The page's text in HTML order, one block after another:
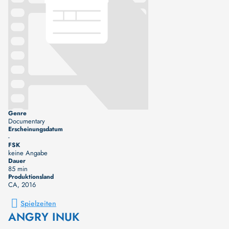
Genre
Documentary
Erscheinungsdatum
-
FSK
keine Angabe
Dauer
85 min
Produktionsland
CA, 2016
Spielzeiten
ANGRY INUK